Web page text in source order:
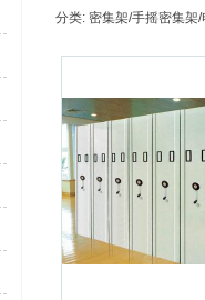
分类: 密集架/手摇密集